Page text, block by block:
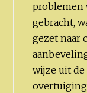
problemen
gebracht,
gezet naar
wijze uit de